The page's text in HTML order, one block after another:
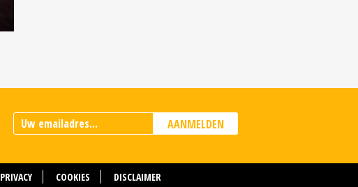
AANMELDEN
PRIVACY COOKIES DISCLAIMER